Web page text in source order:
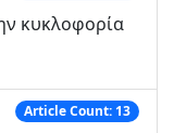
κυκλοφορία
Article Count: 13